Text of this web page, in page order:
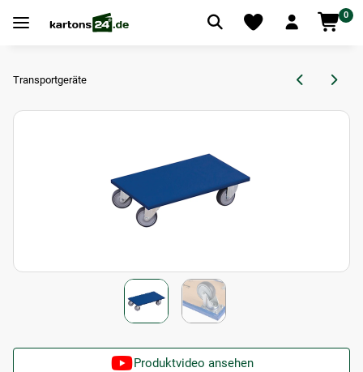
0
Transportgeräte
Produktvideo ansehen